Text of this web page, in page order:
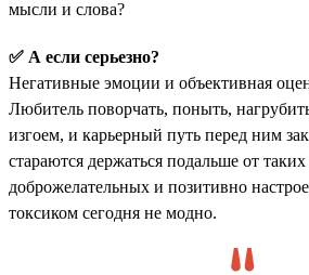
мысли и слова?
✅ А если серьезно?
Негативные эмоции и объективная
Любитель поворчать, поныть,
изгоем, и карьерный путь перед ним
стараются держаться подальше от
доброжелательных и позитивно
токсиком сегодня не модно.